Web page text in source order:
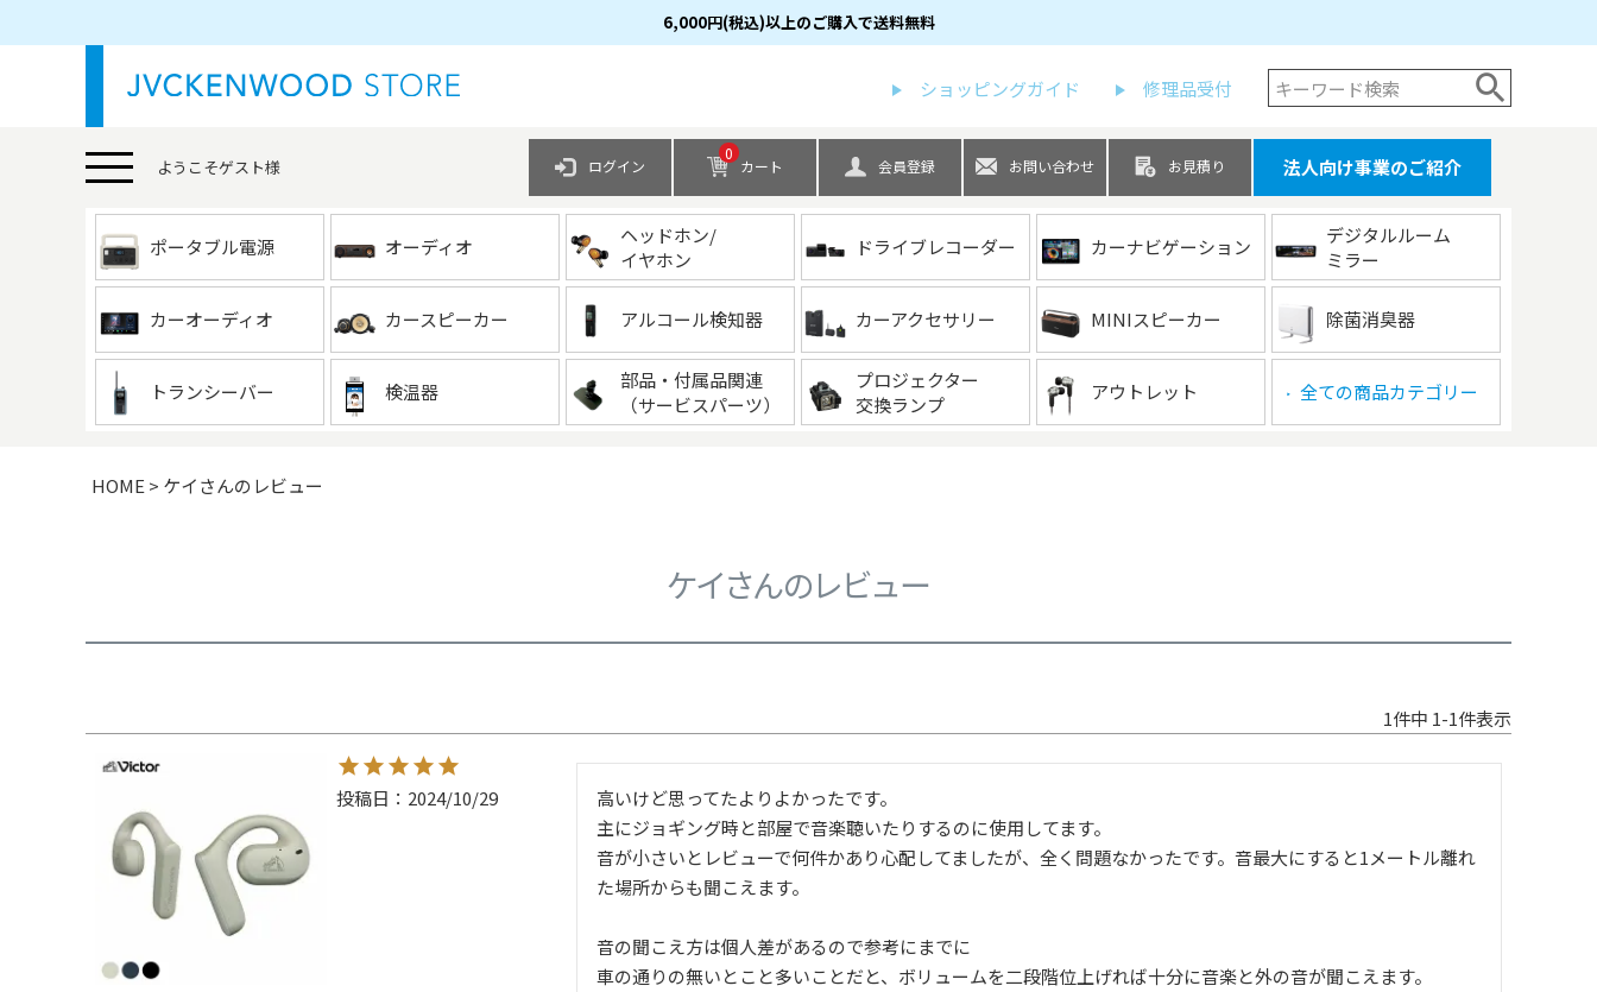
6,000円(税込)以上のご購入で送料無料
ショッピングガイド 修理品受付
検索
ようこそゲスト様 ログイン
0
カート 会員登録 お問い合わせ お見積り 法人向け事業のご紹介
ポータブル電源 オーディオ
ヘッドホン/
イヤホン
ドライブレコーダー カーナビゲーション
デジタルルーム
ミラー
カーオーディオ カースピーカー アルコール検知器 カーアクセサリー MINIスピーカー 除菌消臭器
トランシーバー 検温器
部品・付属品関連
（サービスパーツ）
プロジェクター
交換ランプ
アウトレット ▶ 全ての商品カテゴリー
HOME ケイさんのレビュー
ケイさんのレビュー
1件中 1-1件表示
投稿日 2024/10/29
高いけど思ってたよりよかったです。
主にジョギング時と部屋で音楽聴いたりするのに使用してます。
音が小さいとレビューで何件かあり心配してましたが、全く問題なかったです。音最大にすると1メートル離れ
た場所からも聞こえます。
音の聞こえ方は個人差があるので参考にまでに
車の通りの無いとこと多いことだと、ボリュームを二段階位上げれば十分に音楽と外の音が聞こえます。